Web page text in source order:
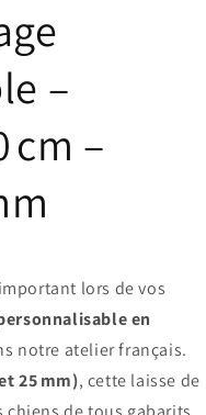
–
cm –
lors de vos
en
notre atelier français.
25 mm), cette laisse de